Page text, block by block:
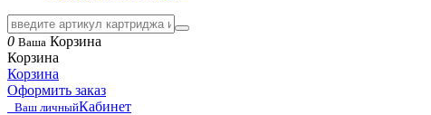
0 Ваша Корзина
Корзина
Корзина
Оформить заказ
Ваш личныйКабинет